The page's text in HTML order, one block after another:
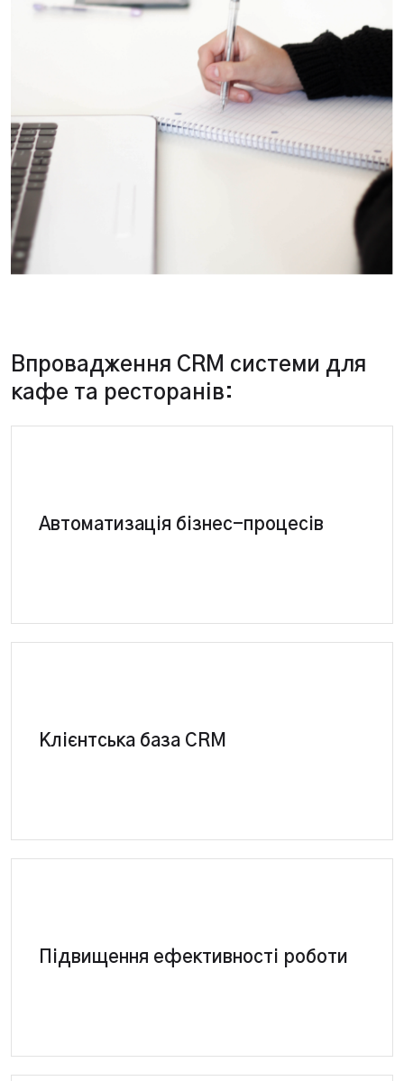
Впровадження CRM системи для
кафе та ресторанів:
Автоматизація бізнес-процесів
CRM система сама виконує рутинні завдання та
складні операції
Клієнтська база CRM
Повне керування базою контактів, партнерів,
постачальників, співробітників у єдиній програмі.
Підвищення ефективності роботи
менджерів на 30% мінімум за рахунок